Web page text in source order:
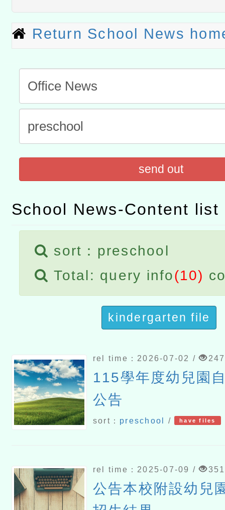
科技賦能─人工智慧(AI)工
程
A3數位素養講師名單
t」
有關大陸委員會函釋公務
赴陸應申請許可一案
轉知經濟部水利署委託財
研究院辦理「115年表揚
位及節水達人選拔活動」
115年8月22日(星期六)辦
市孔廟祈福系列活動—儒
航」
2026年桃園地景藝術節教
Return School News
send out
School News-Content list
sort：preschool
Total: query info(10)
kindergarten file
rel time：2026-07-02 / 247
115學年度幼兒園
公告
sort： preschool / have files
rel time：2025-07-09 / 351
公告本校附設幼兒